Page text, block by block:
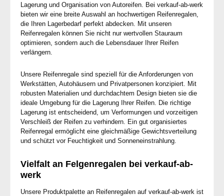
Lagerung und Organisation von Autoreifen. Bei verkauf-ab-werk
bieten wir eine breite Auswahl an hochwertigen Reifenregalen,
die Ihren Lagerbedarf perfekt abdecken. Mit unseren
Reifenregalen können Sie nicht nur wertvollen Stauraum
optimieren, sondern auch die Lebensdauer Ihrer Reifen
verlängern.
Unsere Reifenregale sind speziell für die Anforderungen von
Werkstätten, Autohäusern und Privatpersonen konzipiert. Mit
robusten Materialien und durchdachtem Design bieten sie die
ideale Umgebung für die Lagerung Ihrer Reifen. Die richtige
Lagerung ist entscheidend, um Verformungen und vorzeitigen
Verschleiß der Reifen zu verhindern. Ein gut organisiertes
Reifenregal ermöglicht eine gleichmäßige Gewichtsverteilung
und schützt vor Feuchtigkeit und Sonneneinstrahlung.
Vielfalt an Felgenregalen bei verkauf-ab-
werk
Unsere Produktpalette an Reifenregalen auf verkauf-ab-werk ist